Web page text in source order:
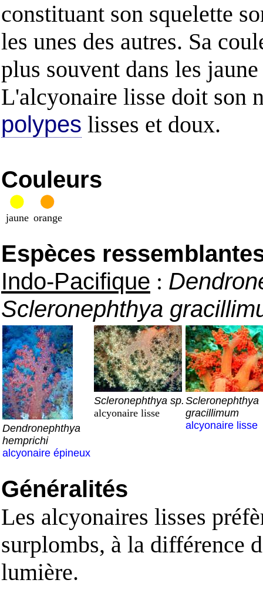
constituant son squelette
les unes des autres. Sa
plus souvent dans les
L'alcyonaire lisse doit son
polypes lisses et doux.
Couleurs
jaune orange
Espèces
Indo-Pacifique :
Scleronephthya
Dendronephthya
hemprichi
alcyonaire épineux
Scleronephthya sp.
alcyonaire lisse
Scleronephthya
gracillimum
alcyonaire lisse
Généralités
Les alcyonaires lisses
surplombs, à la différence
lumière.